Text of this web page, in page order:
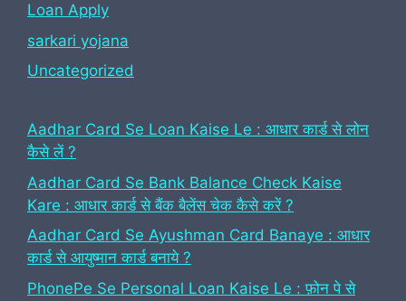
Loan Apply
sarkari yojana
Uncategorized
Aadhar Card Se Loan Kaise Le : आधार कार्ड से लोन
कैसे लें ?
Aadhar Card Se Bank Balance Check Kaise
Kare : आधार कार्ड से बैंक बैलेंस चेक कैसे करें ?
Aadhar Card Se Ayushman Card Banaye : आधार
कार्ड से आयुष्मान कार्ड बनाये ?
PhonePe Se Personal Loan Kaise Le : फ़ोन पे से